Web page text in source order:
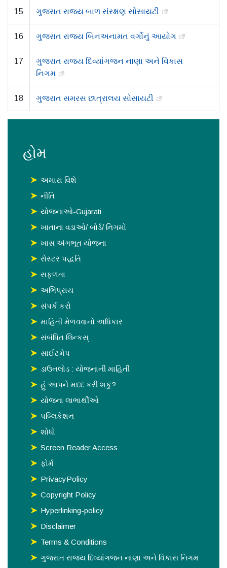
15 ગુજરાત રાજ્ય બાળ સંરક્ષણ સોસાયટી
16 ગુજરાત રાજ્ય બિનઅનામત વર્ગોનું આયોગ
17
ગુજરાત રાજય દિવ્યાંગજન નાણા અને વિકાસ
નિગમ
18 ગુજરાત સમરસ છાત્રાલય સોસાયટી
હોમ
અમારા વિશે
નીતિ
યોજનાઓ-Gujarati
ખાતાના વડાઓ/ બોર્ડ/ નિગમો
ખાસ અંગભૂત યોજના
રોસ્‍ટર પદ્ધતિ
સફળતા
અભિપ્રાય
સંપર્ક કરો
માહિતી મેળવવાનો અધિકાર
સંબંધિત લિન્કસ્
સાઈટમેપ
ડાઉનલોડ : યોજનાની માહિતી
હું આપને મદદ કરી શકું?
યોજના લાભાર્થીઓ
પબ્લિકેશન
શોધો
Screen Reader Access
ફોર્મ
PrivacyPolicy
Copyright Policy
Hyperlinking-policy
Disclaimer
Terms & Conditions
ગુજરાત રાજય દિવ્યાંગજન નાણા અને વિકાસ નિગમ